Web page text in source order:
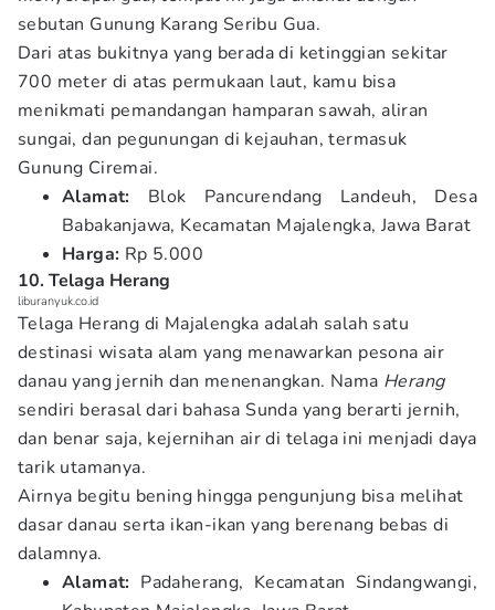
sebutan Gunung Karang Seribu Gua.
Dari atas bukitnya yang berada di ketinggian sekitar
700 meter di atas permukaan laut, kamu bisa
menikmati pemandangan hamparan sawah, aliran
sungai, dan pegunungan di kejauhan, termasuk
Gunung Ciremai.
Alamat: Blok Pancurendang Landeuh, Desa
Babakanjawa, Kecamatan Majalengka, Jawa Barat
Harga: Rp 5.000
10. Telaga Herang
liburanyuk.co.id
Telaga Herang di Majalengka adalah salah satu
destinasi wisata alam yang menawarkan pesona air
danau yang jernih dan menenangkan. Nama Herang
sendiri berasal dari bahasa Sunda yang berarti jernih,
dan benar saja, kejernihan air di telaga ini menjadi daya
tarik utamanya.
Airnya begitu bening hingga pengunjung bisa melihat
dasar danau serta ikan-ikan yang berenang bebas di
dalamnya.
Alamat: Padaherang, Kecamatan Sindangwangi,